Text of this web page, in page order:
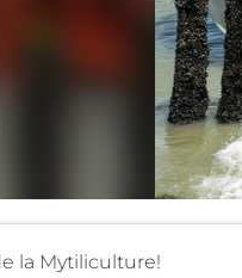
la Mytiliculture!